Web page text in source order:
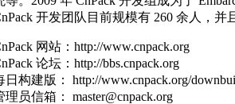
开发团队目前规模有 260 余人，并
网站：http://www.cnpack.org
论坛：http://bbs.cnpack.org
日构建版： http://www.cnpack.org/
理员信箱： master@cnpack.org